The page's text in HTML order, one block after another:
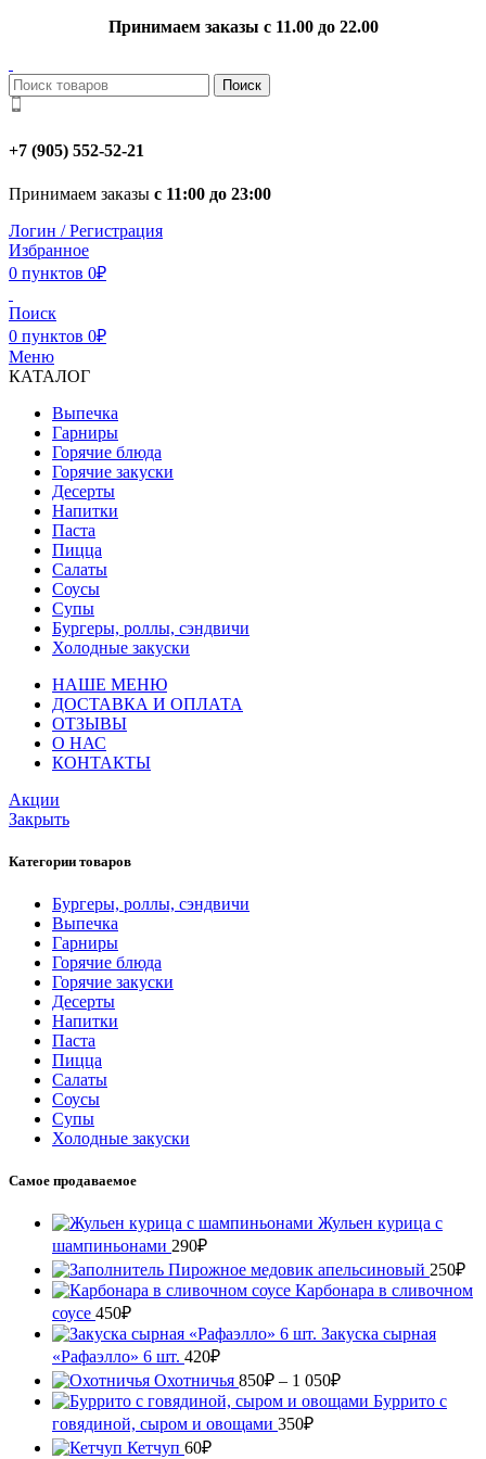
Принимаем заказы с 11.00 до 22.00
Поиск
+7 (905) 552-52-21
Принимаем заказы с 11:00 до 23:00
Логин / Регистрация
Избранное
0 пунктов 0₽
Поиск
0 пунктов 0₽
Меню
КАТАЛОГ
Выпечка
Гарниры
Горячие блюда
Горячие закуски
Десерты
Напитки
Паста
Пицца
Салаты
Соусы
Супы
Бургеры, роллы, сэндвичи
Холодные закуски
НАШЕ МЕНЮ
ДОСТАВКА И ОПЛАТА
ОТЗЫВЫ
О НАС
КОНТАКТЫ
Акции
Закрыть
Категории товаров
Бургеры, роллы, сэндвичи
Выпечка
Гарниры
Горячие блюда
Горячие закуски
Десерты
Напитки
Паста
Пицца
Салаты
Соусы
Супы
Холодные закуски
Самое продаваемое
Жульен курица с
шампиньонами 290₽
Пирожное медовик апельсиновый 250₽
Карбонара в сливочном
соусе 450₽
Закуска сырная
«Рафаэлло» 6 шт. 420₽
Охотничья 850₽ – 1 050₽Диапазон
цен: Буррито с
говядиной, сыром и овощами 350₽
Кетчуп 60₽